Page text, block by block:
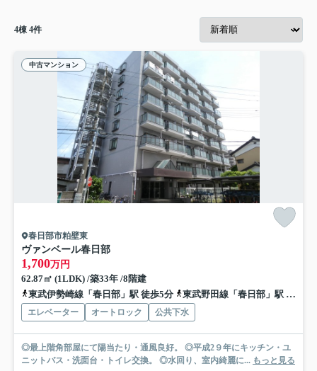
4棟 4件
中古マンション
春日部市粕壁東
ヴァンベール春日部
1,700万円
62.87㎡ (1LDK) /築33年 /8階建
東武伊勢崎線「春日部」駅 徒歩5分
東武野田線「春日部」駅 徒歩5分
エレベーター オートロック 公共下水
◎最上階角部屋にて陽当たり・通風良好。 ◎平成2９年にキッチン・ユ
ニットバス・洗面台・トイレ交換。 ◎水回り、室内綺麗に... もっと見る